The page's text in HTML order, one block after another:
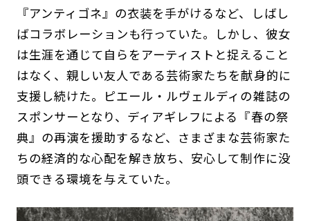
『アンティゴネ』の衣装を手がけるなど、しばし
ばコラボレーションも行っていた。しかし、彼女
は生涯を通じて自らをアーティストと捉えること
はなく、親しい友人である芸術家たちを献身的に
支援し続けた。ピエール・ルヴェルディの雑誌の
スポンサーとなり、ディアギレフによる『春の祭
典』の再演を援助するなど、さまざまな芸術家た
ちの経済的な心配を解き放ち、安心して制作に没
頭できる環境を与えていた。